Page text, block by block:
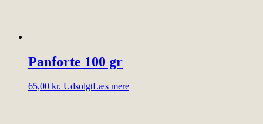
Panforte 100 gr
65,00 kr. UdsolgtLæs mere